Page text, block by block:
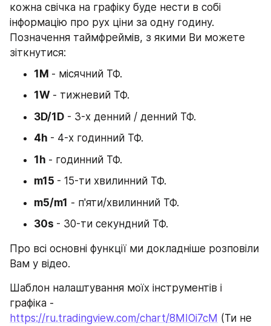
кожна свічка на графіку буде нести в собі
інформацію про рух ціни за одну годину.
Позначення таймфреймів, з якими Ви можете
зіткнутися:
1М - місячний ТФ.
1W - тижневий ТФ.
3D/1D - 3-х денний / денний ТФ.
4h - 4-х годинний ТФ.
1h - годинний ТФ.
m15 - 15-ти хвилинний ТФ.
m5/m1 - п'яти/хвилинний ТФ.
30s - 30-ти секундний ТФ.
Про всі основні функції ми докладніше розповіли
Вам у відео.
Шаблон налаштування моїх інструментів і
https://ru.tradingview.com/chart/8MIOi7cM (Ти не